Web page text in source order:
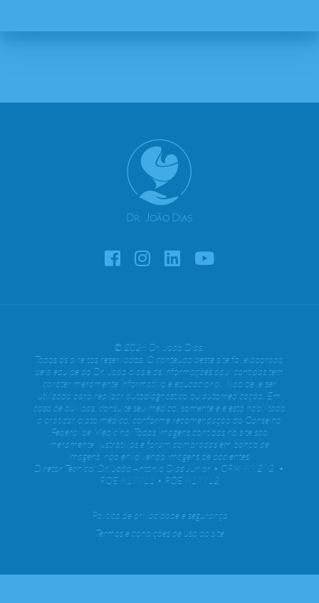
© 2026 Dr. João Dias.
Todos os direitos reservados. O conteúdo deste site foi elaborado
pela equipe do Dr. João dias e as informações aqui contidas tem
caráter meramente informativo e educacional. Não deve ser
utilizado para realizar autodiagnóstico ou automedicação. Em
caso de dúvidas, consulte seu médico, somente ele está habilitado
a praticar o ato médico, conforme recomendação do Conselho
Federal de Medicina. Todas imagens contidas no site são
meramente ilustrativas e foram compradas em banco de
imagens, não envolvendo imagens de pacientes.
Diretor Técnico: Dr. João Antonio Dias Júnior • CRM 89.292 •
RQE 617711 • RQE 617712
Política de privacidade e segurança
Termos e condições de uso do site